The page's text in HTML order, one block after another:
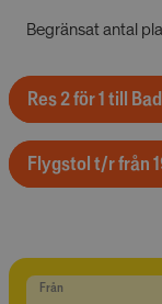
Begränsat antal
Res 2 för 1 till
Flygstol t/r från
Från